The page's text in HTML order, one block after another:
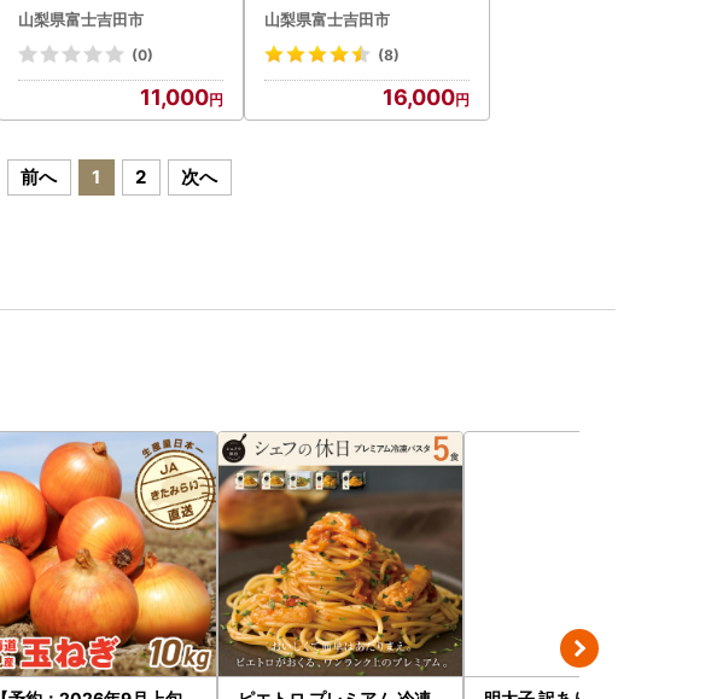
ト 熟成
山梨県富士吉田市
(0)
11,000
) 牛肉 食べ比べ 計約600g
国産 霜降り 冷凍 送料無料
山梨県富士吉田市
(8)
16,000
前へ 1 2 次へ